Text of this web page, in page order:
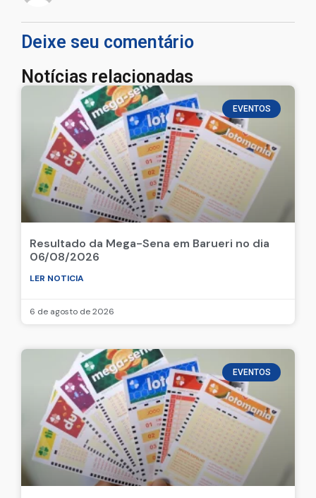
Deixe seu comentário
Notícias relacionadas
EVENTOS
Resultado da Mega-Sena em Barueri no dia
06/08/2026
LER NOTICIA
6 de agosto de 2026
EVENTOS